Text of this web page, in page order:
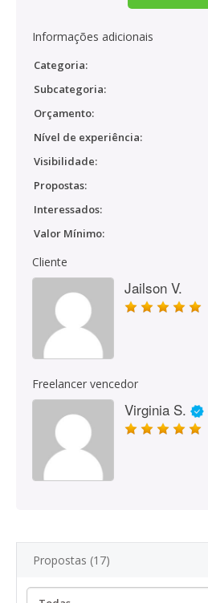
Informações adicionais
Categoria:
Subcategoria:
Orçamento:
Nível de experiência:
Visibilidade:
Propostas:
Interessados:
Valor Mínimo:
Cliente
Jailson V.
Freelancer vencedor
Virginia S.
Propostas (17)